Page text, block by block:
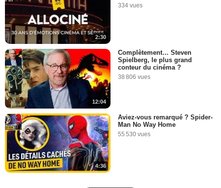
2:30
334 vues
12:04
Complètement… Steven
Spielberg, le plus grand
conteur du cinéma ?
38 806 vues
4:36
Aviez-vous remarqué ? Spider-
Man No Way Home
55 530 vues